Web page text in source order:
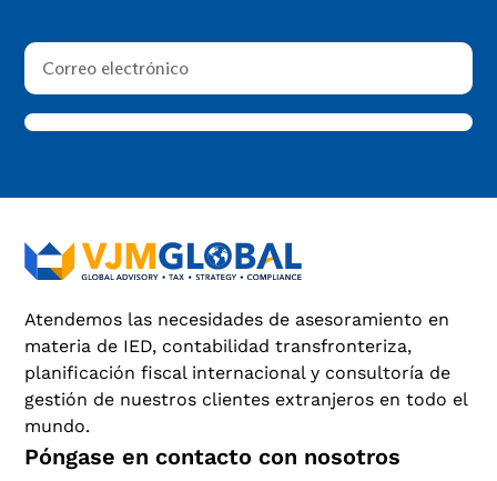
Atendemos las necesidades de asesoramiento en
materia de IED, contabilidad transfronteriza,
planificación fiscal internacional y consultoría de
gestión de nuestros clientes extranjeros en todo el
mundo.
Póngase en contacto con nosotros